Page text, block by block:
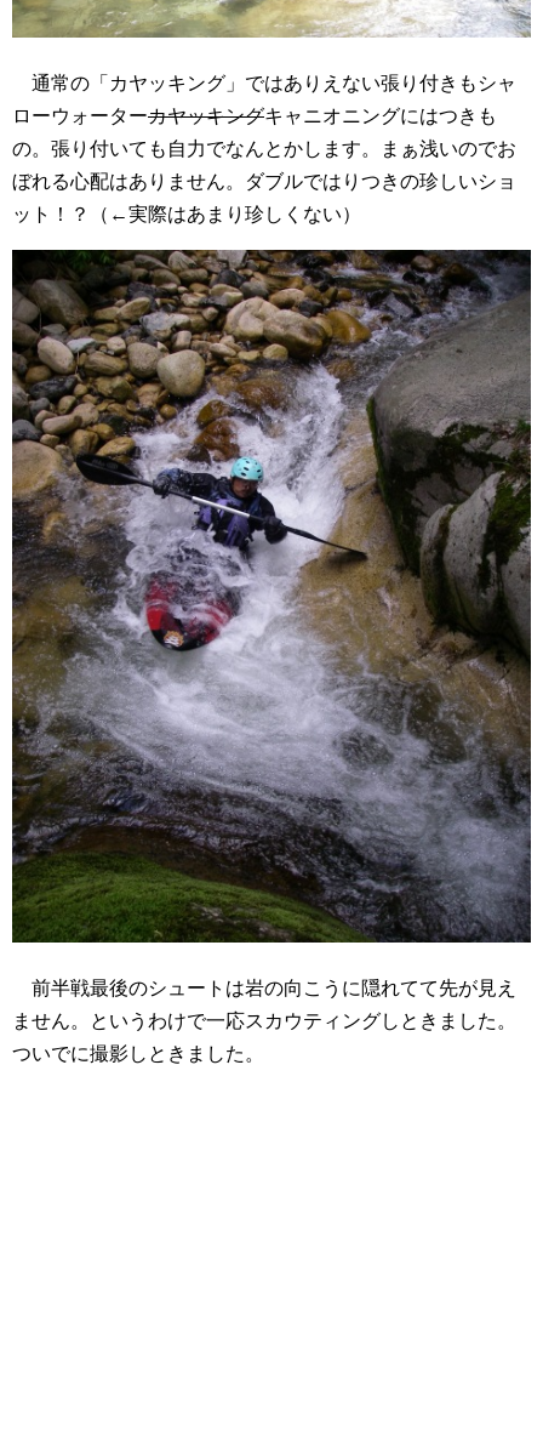
通常の「カヤッキング」ではありえない張り付きもシャ
ローウォーターカヤッキングキャニオニングにはつきも
の。張り付いても自力でなんとかします。まぁ浅いのでお
ぼれる心配はありません。ダブルではりつきの珍しいショ
ット！？（←実際はあまり珍しくない）
前半戦最後のシュートは岩の向こうに隠れてて先が見え
ません。というわけで一応スカウティングしときました。
ついでに撮影しときました。